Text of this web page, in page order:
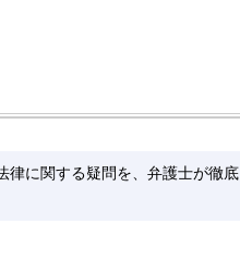
律に関する疑問を、弁護士が徹底